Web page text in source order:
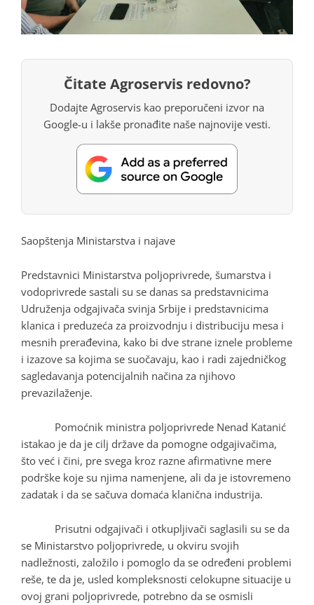
Čitate Agroservis redovno?
Dodajte Agroservis kao preporučeni izvor na
Google-u i lakše pronađite naše najnovije vesti.
Saopštenja Ministarstva i najave
Predstavnici Ministarstva poljoprivrede, šumarstva i
vodoprivrede sastali su se danas sa predstavnicima
Udruženja odgajivača svinja Srbije i predstavnicima
klanica i preduzeća za proizvodnju i distribuciju mesa i
mesnih prerađevina, kako bi dve strane iznele probleme
i izazove sa kojima se suočavaju, kao i radi zajedničkog
sagledavanja potencijalnih načina za njihovo
prevazilaženje.
Pomoćnik ministra poljoprivrede Nenad Katanić
istakao je da je cilj države da pomogne odgajivačima,
što već i čini, pre svega kroz razne afirmativne mere
podrške koje su njima namenjene, ali da je istovremeno
zadatak i da se sačuva domaća klanična industrija.
Prisutni odgajivači i otkupljivači saglasili su se da
se Ministarstvo poljoprivrede, u okviru svojih
nadležnosti, založilo i pomoglo da se određeni problemi
reše, te da je, usled kompleksnosti celokupne situacije u
ovoj grani poljoprivrede, potrebno da se osmisli